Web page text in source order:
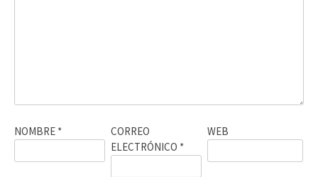
NOMBRE *
CORREO
ELECTRÓNICO *
WEB